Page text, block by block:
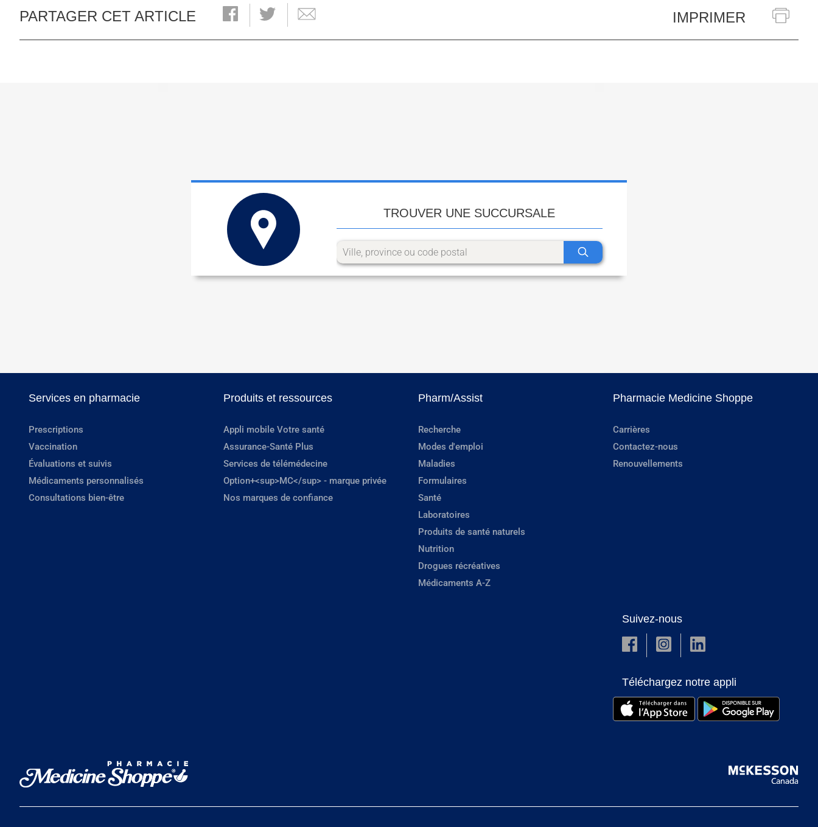
PARTAGER CET ARTICLE IMPRIMER
TROUVER UNE SUCCURSALE
Services en pharmacie
Prescriptions
Vaccination
Évaluations et suivis
Médicaments personnalisés
Consultations bien-être
Produits et ressources
Appli mobile Votre santé
Assurance-Santé Plus
Services de télémédecine
Option+<sup>MC</sup> - marque privée
Nos marques de confiance
Pharm/Assist
Recherche
Modes d'emploi
Maladies
Formulaires
Santé
Laboratoires
Produits de santé naturels
Nutrition
Drogues récréatives
Médicaments A-Z
Pharmacie Medicine Shoppe
Carrières
Contactez-nous
Renouvellements
Suivez-nous
Téléchargez notre appli